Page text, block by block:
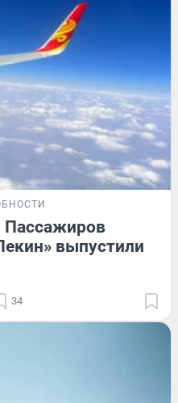
Пассажиров
выпустили
34